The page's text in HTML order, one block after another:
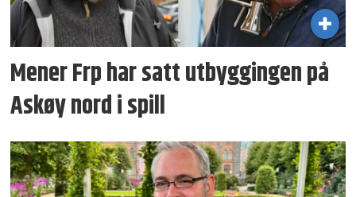
Mener Frp har satt utbyggingen på
Askøy nord i spill